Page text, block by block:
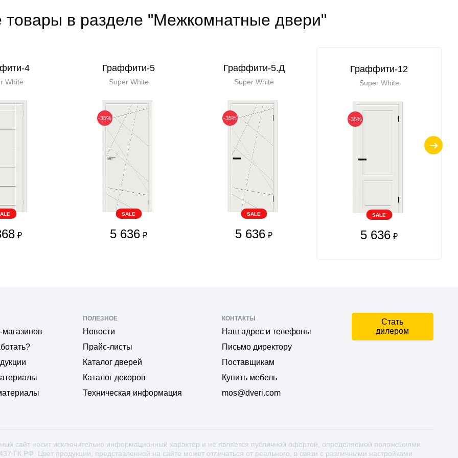
товары в разделе "Межкомнатные двери"
4
White
₽
Граффити-5
Super White
-35%
SALE
5 636 ₽
Граффити-5.Д
Super White
-35%
SALE
5 636 ₽
Граффити-12
Super White
-35%
SALE
5 636 ₽
магазинов
ПОЛЕЗНОЕ
Новости
Прайс-листы
Каталог дверей
Каталог декоров
Техническая информация
КОНТАКТЫ
Наш адрес и телефоны
Письмо директору
Поставщикам
Купить мебель
mos@dveri.com
Стать
дилером
сайт носит исключительно информационный характер и не является публичной офертой, определяемой положениями
ГК РФ. Цвет продукции, представленной на сайте может отличаться от реального, в связи с различными настройками